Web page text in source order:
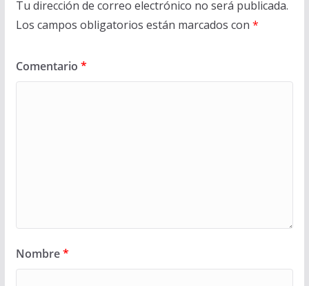
Tu dirección de correo electrónico no será publicada.
Los campos obligatorios están marcados con *
Comentario *
Nombre*